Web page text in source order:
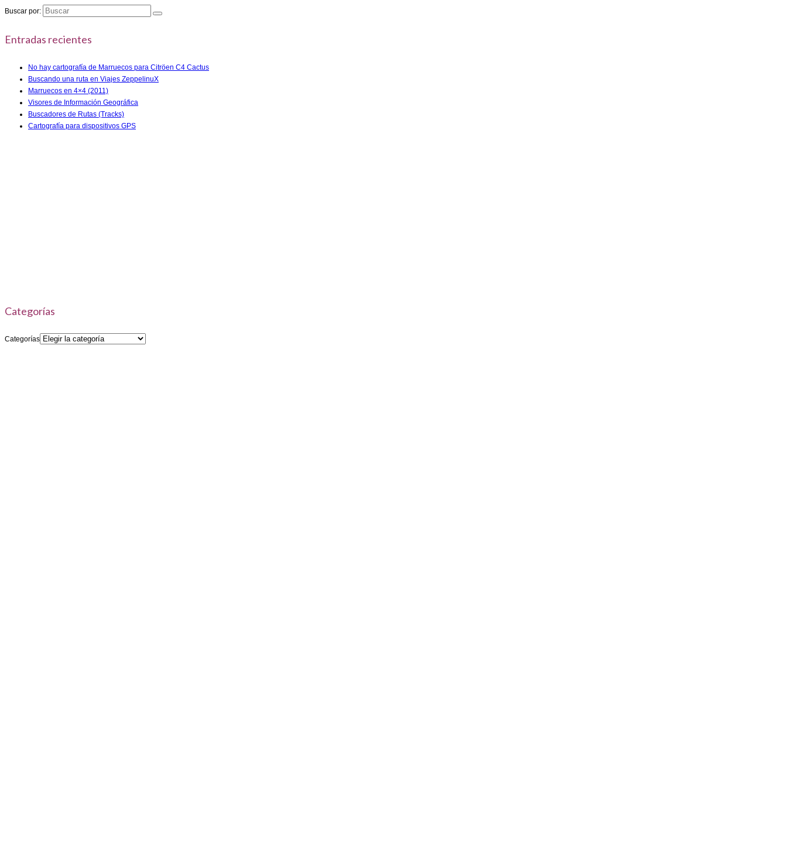
Buscar por:
Entradas recientes
No hay cartografía de Marruecos para Citröen C4 Cactus
Buscando una ruta en Viajes ZeppelinuX
Marruecos en 4×4 (2011)
Visores de Información Geográfica
Buscadores de Rutas (Tracks)
Cartografía para dispositivos GPS
Categorías
Categorías